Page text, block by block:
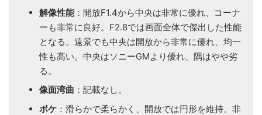
解像性能：開放F1.4から中央は非常に優れ、コーナ
ーも非常に良好。F2.8では画面全体で傑出した性能
となる。遠景でも中央は開放から非常に優れ、均一
性も高い。中央はソニーGMより優れ、隅はやや劣
る。
像面湾曲 ：記載なし。
ボケ ：滑らかで柔らかく、開放では円形を維持。非